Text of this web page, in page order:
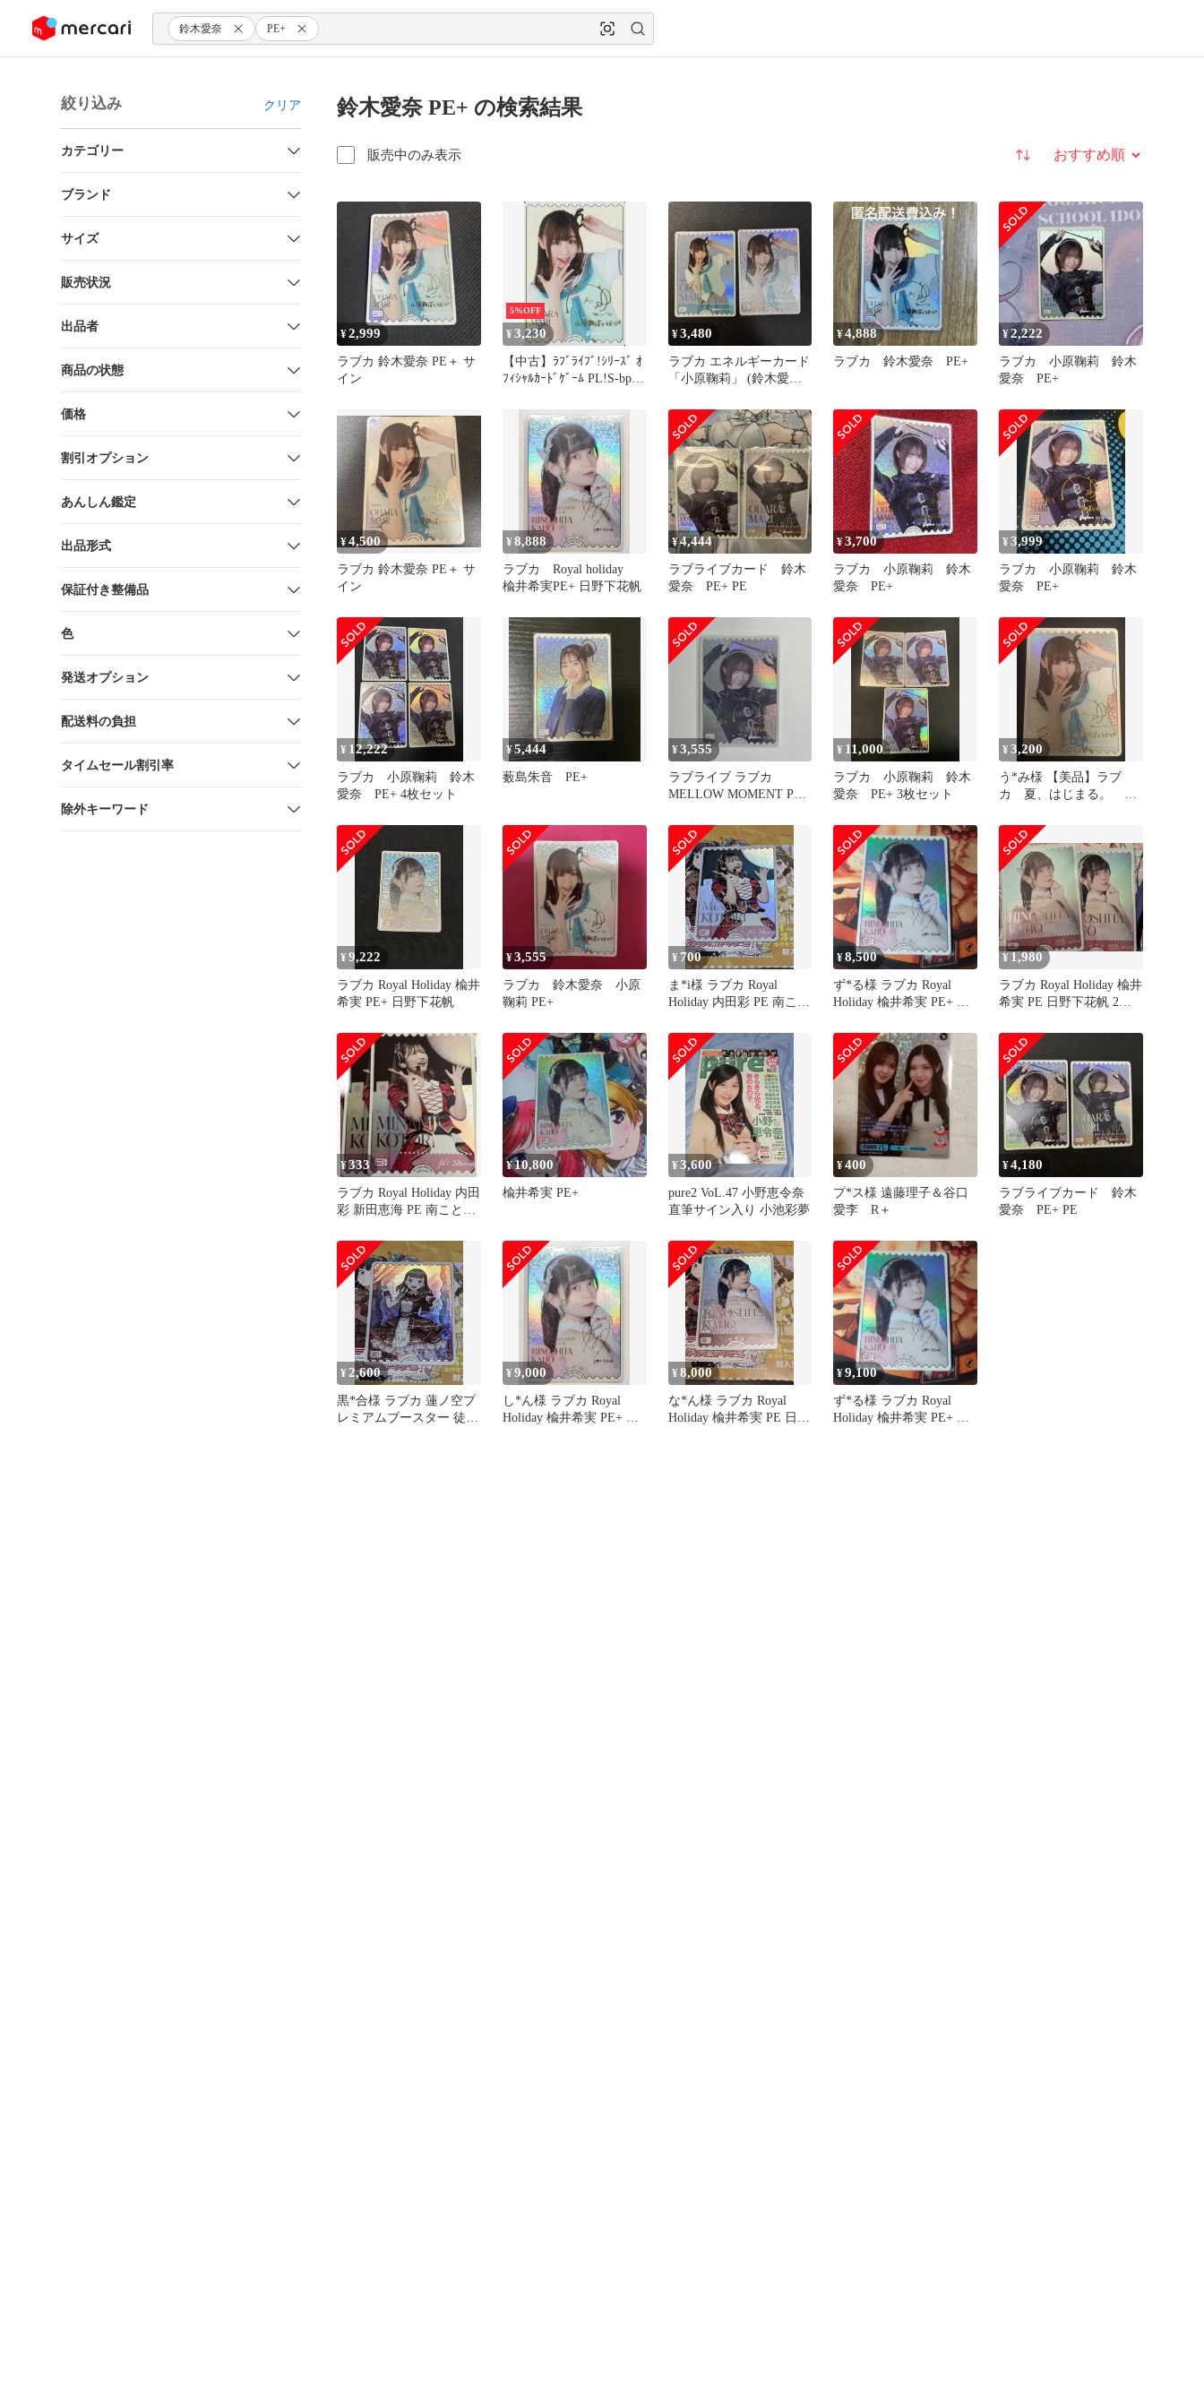
ツにスキップ 鈴木愛奈 PE+
絞り込み クリア
カテゴリー
ブランド
サイズ
販売状況
出品者
商品の状態
価格
割引オプション
あんしん鑑定
出品形式
保証付き整備品
色
発送オプション
配送料の負担
タイムセール割引率
除外キーワード
鈴木愛奈 PE+ の検索結果
販売中のみ表示 並び替え
¥2,999
ラブカ 鈴木愛奈 PE＋ サ
イン
5%OFF
¥3,230
【中古】ﾗﾌﾞﾗｲﾌﾞ!ｼﾘｰｽﾞ ｵ
ﾌｨｼｬﾙｶｰﾄﾞｹﾞｰﾑ PL!S-bp3-
MARI(鈴木愛奈金箔押し
サイン入り)
¥3,480
ラブカ エネルギーカード
「小原鞠莉」 (鈴木愛
¥4,888
ラブカ 鈴木愛奈 PE+
¥2,222
ラブカ 小原鞠莉 鈴木
愛奈 PE+
¥4,500
ラブカ 鈴木愛奈 PE＋ サ
イン
¥8,888
ラブカ Royal holiday
楡井希実PE+ 日野下花帆
¥4,444
ラブライブカード 鈴木
愛奈 PE+ PE
¥3,700
ラブカ 小原鞠莉 鈴木
愛奈 PE+
¥3,999
ラブカ 小原鞠莉 鈴木
愛奈 PE+
¥ 12,222
ラブカ 小原鞠莉 鈴木
愛奈 PE+ 4枚セット
¥5,444
薮島朱音 PE+
¥3,555
ラブライブ ラブカ
MELLOW MOMENT PE+
¥ 11,000
ラブカ 小原鞠莉 鈴木
愛奈 PE+ 3枚セット
¥3,200
う*み様 【美品】ラブ
カ 夏、はじまる。 鈴
¥9,222
ラブカ Royal Holiday 楡井
希実 PE+ 日野下花帆
¥3,555
ラブカ 鈴木愛奈 小原
鞠莉 PE+
¥ 700
ま*i様 ラブカ Royal
Holiday 内田彩 PE 南こと
¥8,500
ず*る様 ラブカ Royal
Holiday 楡井希実 PE+ 日
¥ 1,980
ラブカ Royal Holiday 楡井
希実 PE 日野下花帆 2枚
¥333
ラブカ Royal Holiday 内田
彩 新田恵海 PE 南ことり
¥10,800
楡井希実 PE+
¥3,600
pure2 VoL.47 小野恵令奈
直筆サイン入り 小池彩夢
¥400
プ*ス様 遠藤理子＆谷口
愛李 R＋
¥4,180
ラブライブカード 鈴木
愛奈 PE+ PE
¥ 2,600
黒*合様 ラブカ 蓮ノ空プ
レミアムブースター 徒町
¥9,000
し*ん様 ラブカ Royal
Holiday 楡井希実 PE+ 日
¥8,000
な*ん様 ラブカ Royal
Holiday 楡井希実 PE 日野
¥9,100
ず*る様 ラブカ Royal
Holiday 楡井希実 PE+ 日